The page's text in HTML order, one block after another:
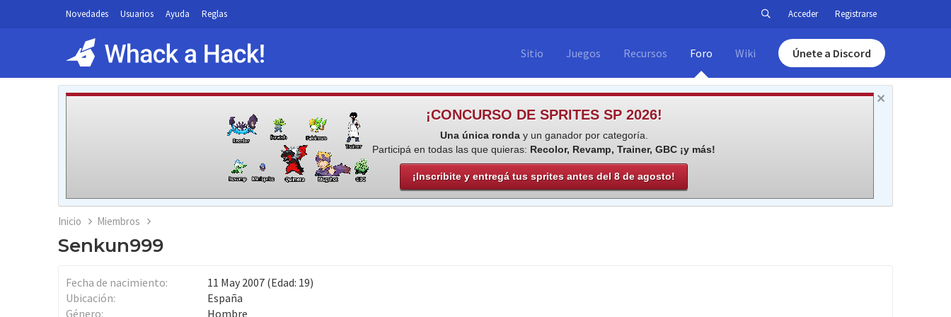
Novedades Usuarios Ayuda Reglas Acceder Registrarse
Sitio Juegos Recursos Foro Wiki Únete a Discord
¡CONCURSO DE SPRITES SP 2026!
Una única ronday un ganador por categoría.
Participá en todas las que quieras: Recolor, Revamp, Trainer, GBC ¡y más!
¡Inscribite y entregá tus sprites antes del 8 de agosto!
Inicio Miembros
Senkun999
Fecha de nacimiento
11 May 2007 (Edad: 19)
Ubicación
España
Género
Hombre